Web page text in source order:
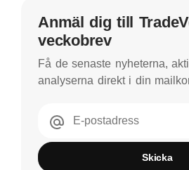
Anmäl dig till
veckobrev
Få de senaste nyheterna,
analyserna direkt i din
E-postadress
Skicka